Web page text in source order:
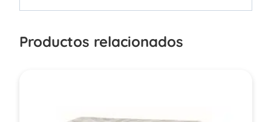
Productos relacionados